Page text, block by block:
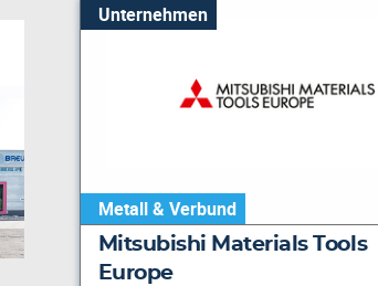
Unternehmen
Metall & Verbund
Mitsubishi Materials Tools
Europe